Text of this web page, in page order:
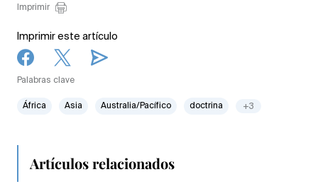
Imprimir
Imprimir este artículo
Palabras clave
África Asia Australia/Pacífico doctrina +3
Artículos relacionados